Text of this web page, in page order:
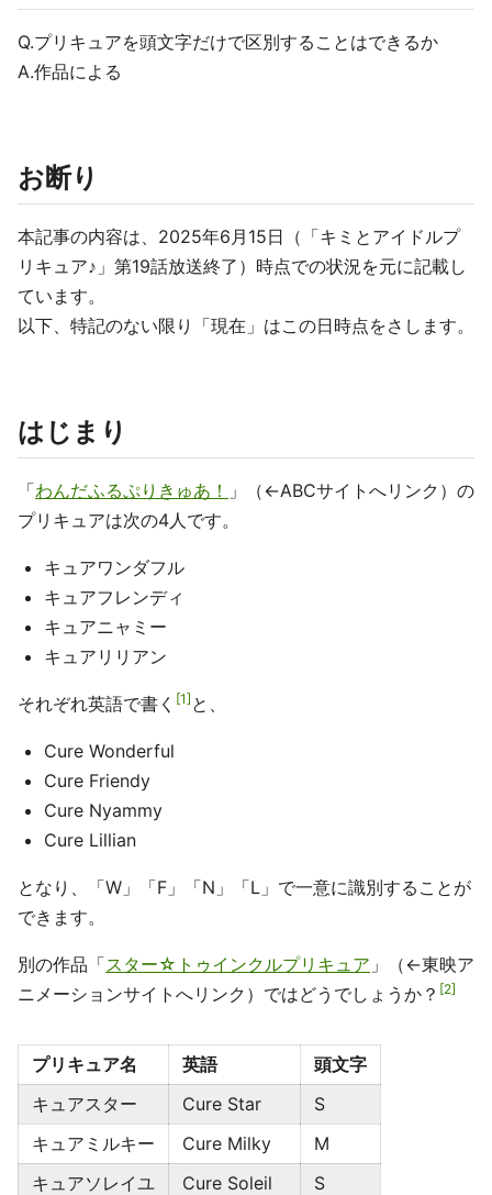
Q.プリキュアを頭文字だけで区別することはできるか
A.作品による
お断り
本記事の内容は、2025年6月15日（「キミとアイドルプ
リキュア♪」第19話放送終了）時点での状況を元に記載し
ています。
以下、特記のない限り「現在」はこの日時点をさします。
はじまり
「わんだふるぷりきゅあ！ 」（←ABCサイトへリンク）の
プリキュアは次の4人です。
キュアワンダフル
キュアフレンディ
キュアニャミー
キュアリリアン
それぞれ英語で書く 1 と、
Cure Wonderful
Cure Friendy
Cure Nyammy
Cure Lillian
となり、「W」「F」「N」「L」で一意に識別することが
できます。
別の作品「スター☆トゥインクルプリキュア 」（←東映ア
ニメーションサイトへリンク）ではどうでしょうか？ 2
プリキュア名 英語
頭文字
キュアスター
Cure Star
S
キュアミルキー
Cure Milky
M
キュアソレイユ
Cure Soleil
S